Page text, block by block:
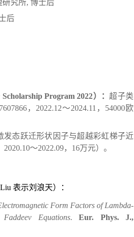
研究所, 博士后
后
Program 2022） ：超子类
， 2022.12～2024.11 ， 54000欧
发态跃迁形状因子与超越彩虹梯子近
2020.10～2022.09， 16万元） 。
表示刘浪天）：
Form Factors of Lambda-
Equations. Eur. Phys. J.,